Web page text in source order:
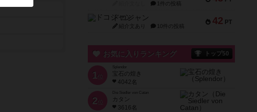
1件の投稿
42 PT
ドコジャン
紹介文あり 10件の投稿
お気に入りランキング トップ50
1 位
宝石の煌き
4042名
2 位
Die Siedler von Catan
カタン
3616名